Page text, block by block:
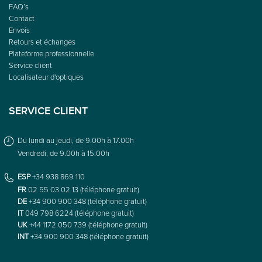
FAQ’s
Contact
Envois
Retours et échanges
Plateforme professionnelle
Service client
Localisateur d'optiques
SERVICE CLIENT
Du lundi au jeudi, de 9.00h à 17.00h
Vendredi, de 9.00h à 15.00h
ESP+34 938 869 110
FR02 55 03 02 13 (téléphone gratuit)
DE+34 900 900 348 (téléphone gratuit)
IT049 798 6224 (téléphone gratuit)
UK+44 1172 050 739 (téléphone gratuit)
INT+34 900 900 348 (téléphone gratuit)